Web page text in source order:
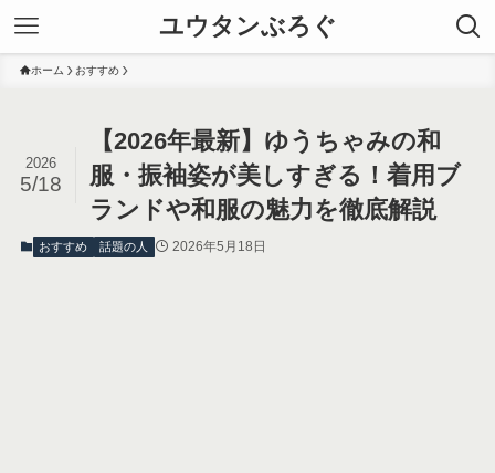
ユウタンぶろぐ
ホーム おすすめ
【2026年最新】ゆうちゃみの和
服・振袖姿が美しすぎる！着用ブ
ランドや和服の魅力を徹底解説
2026
5/18
おすすめ 話題の人 2026年5月18日